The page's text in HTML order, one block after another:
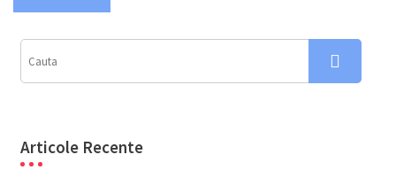
Articole Recente